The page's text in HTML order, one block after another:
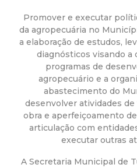
n
i
i
p
a
Promover e executar
da agropecuária no
a elaboração de estudos,
diagnósticos visando a
programas de
agropecuário e a
abastecimento do
desenvolver atividades
obra e aperfeiçoamento
articulação com
executar outras
A Secretaria Municipal de